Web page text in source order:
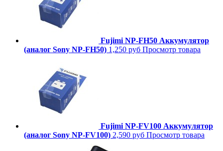
Fujimi NP-FH50 Аккумулятор
(аналог Sony NP-FH50) 1,250 руб Просмотр товара
Fujimi NP-FV100 Аккумулятор
(аналог Sony NP-FV100) 2,590 руб Просмотр товара